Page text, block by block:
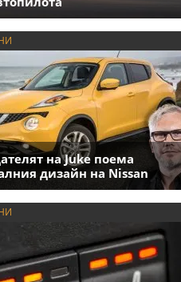
на Juke поема
дизайн на Nissan